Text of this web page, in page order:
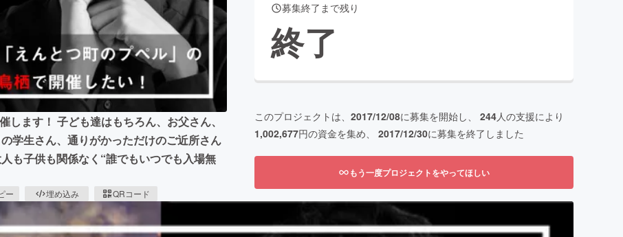
CAMPFIRE for Social Good
CAMPFIRE Creation
CAMPFIREふるさと納税machi-yaコミュニティ
ます！ 子ども達はもちろん、お父さん、
学生さん、通りがかっただけのご近所さん
も子供も関係なく“誰でもいつでも入場無
ー 埋め込み QRコード
募集終了まで残り
終了
このプロジェクトは、 2017/12/08に募集を開始し、 244人の支援により
1,002,677円の資金を集め、 2017/12/30に募集を終了しました
もう一度プロジェクトをやってほしい